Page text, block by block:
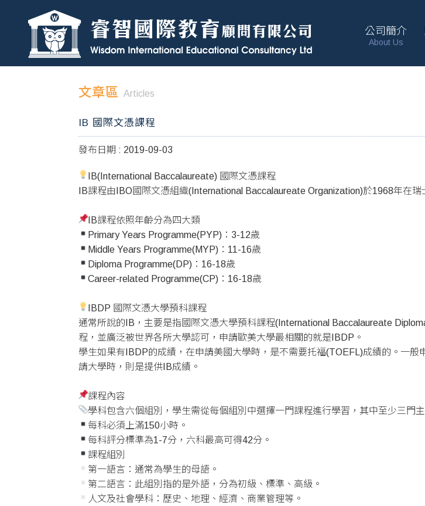
公司簡介
About Us
文章區 Articles
IB 國際文憑課程
發布日期 : 2019-09-03
IB(International Baccalaureate) 國際文憑課程
IB課程由IBO國際文憑組織(International Baccalaureate Organization)於1968年在瑞
IB課程依照年齡分為四大類
Primary Years Programme(PYP)：3-12歲
Middle Years Programme(MYP)：11-16歲
Diploma Programme(DP)：16-18歲
Career-related Programme(CP)：16-18歲
IBDP 國際文憑大學預科課程
通常所說的IB，主要是指國際文憑大學預科課程(International Baccalaureate
程，並廣泛被世界各所大學認可，申請歐美大學最相關的就是IBDP。
學生如果有IBDP的成績，在申請美國大學時，是不需要托福(TOEFL)成績的。一
請大學時，則是提供IB成績。
課程內容
學科包含六個組別，學生需從每個組別中選擇一門課程進行學習，其中至少三門
每科必須上滿150小時。
每科評分標準為1-7分，六科最高可得42分。
課程組別
第一語言：通常為學生的母語。
第二語言：此組別指的是外語，分為初級、標準、高級。
人文及社會學科：歷史、地理、經濟、商業管理等。